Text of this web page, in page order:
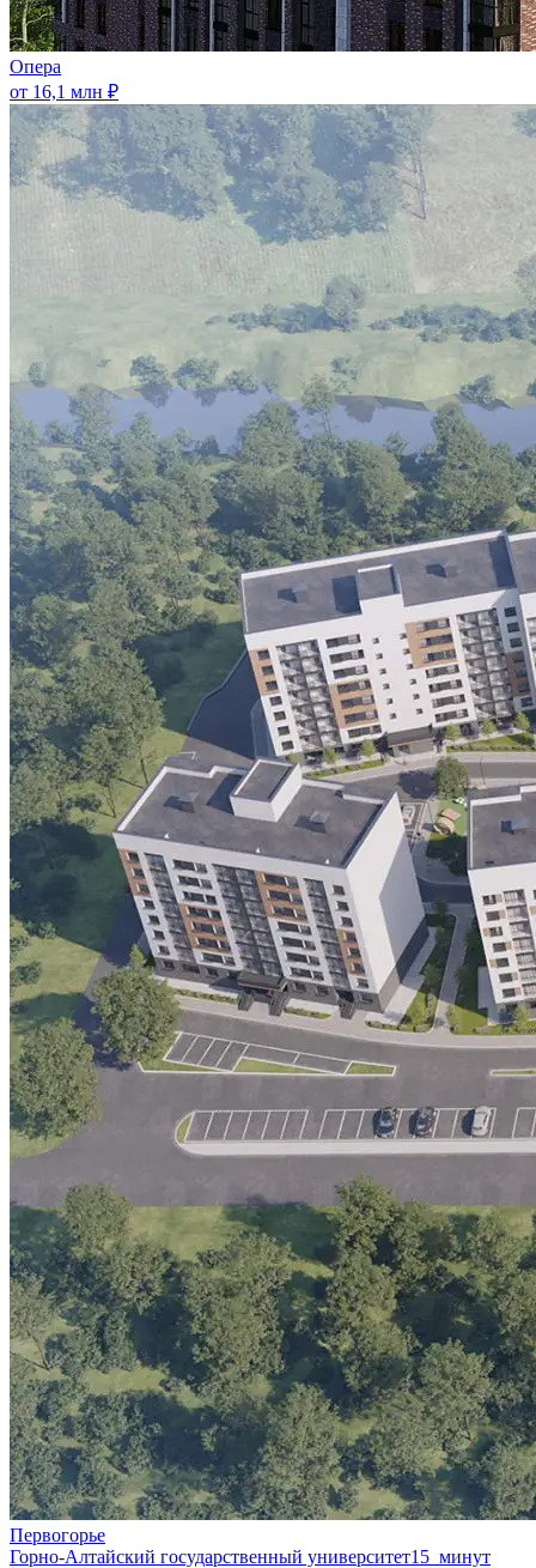
Опера
от 16,1 млн ₽
Первогорье
Горно-Алтайский государственный университет15 минут